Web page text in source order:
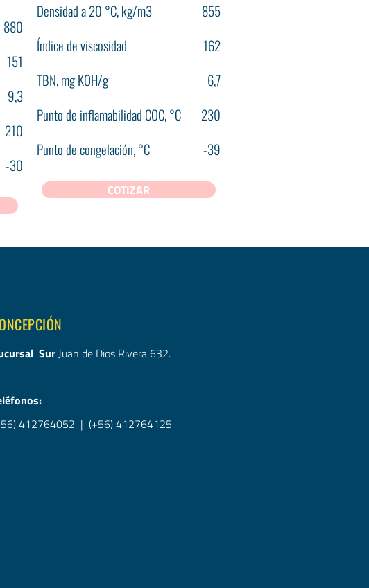
880
151
9,3
210
-30
Densidad a 20 °С, kg/m3
855
Índice de viscosidad
162
TBN, mg KOH/g
6,7
Punto de inflamabilidad COC, °С
230
Punto de congelación, °С
-39
COTIZAR
SurJuan de Dios Rivera 632.
412764052 | (+56) 412764125